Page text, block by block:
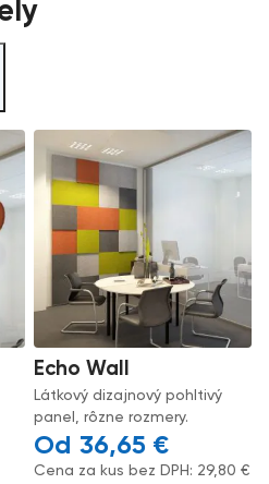
Echo Wall
Látkový dizajnový pohltivý
panel, rôzne rozmery.
36,65 €
Cena za kus bez DPH: 29,80€